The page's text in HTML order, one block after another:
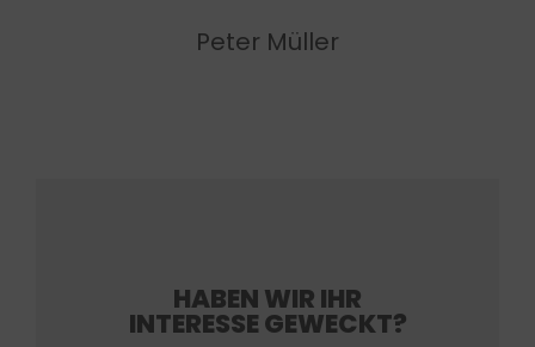
Peter Müller
HABEN WIR IHR
INTERESSE GEWECKT?